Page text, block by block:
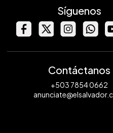
Síguenos
Contáctanos
+503 7854 0662